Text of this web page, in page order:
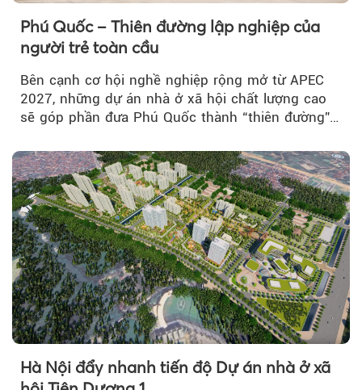
Phú Quốc – Thiên đường lập nghiệp của
người trẻ toàn cầu
Bên cạnh cơ hội nghề nghiệp rộng mở từ APEC
2027, những dự án nhà ở xã hội chất lượng cao
sẽ góp phần đưa Phú Quốc thành “thiên đường”
Hà Nội đẩy nhanh tiến độ Dự án nhà ở xã